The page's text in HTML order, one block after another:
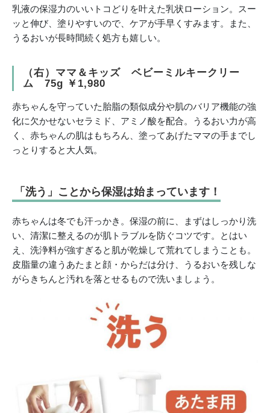
乳液の保湿力のいいトコどりを叶えた乳状ローション。スー
ッと伸び、塗りやすいので、ケアが手早くすみます。また、
うるおいが長時間続く処方も嬉しい。
（右）ママ＆キッズ ベビーミルキークリー
ム 75g ￥1,980
赤ちゃんを守っていた胎脂の類似成分や肌のバリア機能の強
化に欠かせないセラミド、アミノ酸を配合。うるおい力が高
く、赤ちゃんの肌はもちろん、塗ってあげたママの手までし
っとりすると大人気。
「洗う」ことから保湿は始まっています！
赤ちゃんは冬でも汗っかき。保湿の前に、まずはしっかり洗
い、清潔に整えるのが肌トラブルを防ぐコツです。とはい
え、洗浄料が強すぎると肌が乾燥して荒れてしまうことも。
皮脂量の違うあたまと顔・からだは分け、うるおいを残しな
がらきちんと汚れを落とせるもので洗いましょう。